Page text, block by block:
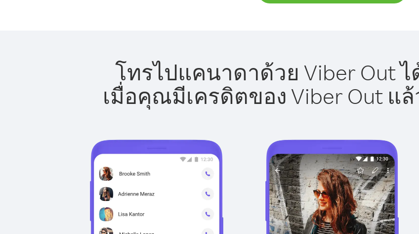
โทรไปแคนาดาด้วย Viber Out ไ
เมื่อคุณมีเครดิตของ Viber Out แ